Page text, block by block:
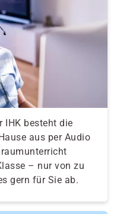
IHK besteht die
aus per Audio
– nur von zu
gern für Sie ab.